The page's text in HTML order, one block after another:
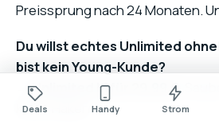
Preissprung nach 24 Monaten.
Du willst echtes Unlimited
bist kein Young-Kunde?
→Unlimited M für 29,99 €.
keine Haken.
Deals Handy Strom